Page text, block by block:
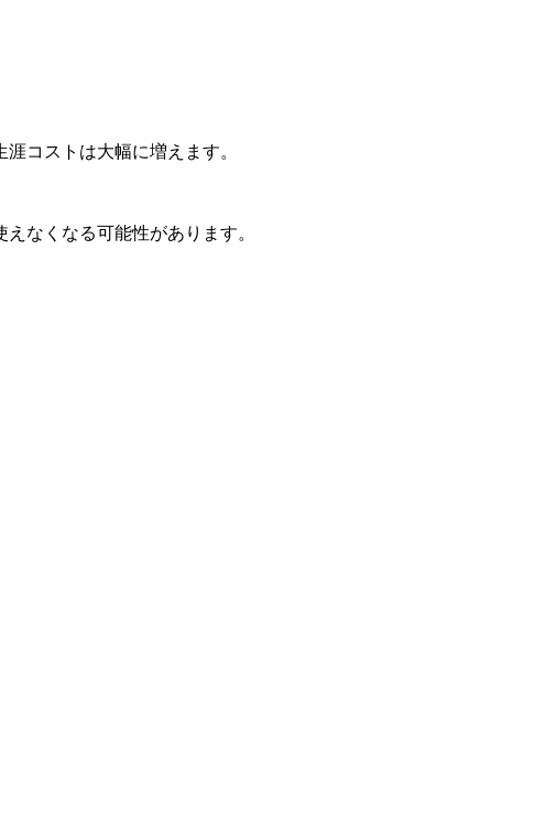
コストは大幅に増えます。
なくなる可能性があります。